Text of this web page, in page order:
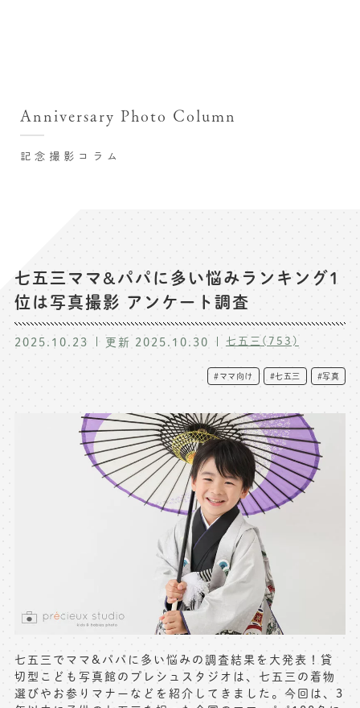
七五三お参り用着物レンタル
ハーフバースデー撮影
卒業袴･卒業写真撮影
入園入学･卒園卒業記念撮影
ハーフ成人式･10歳の祝い記念撮影
マタニティフォト撮影
初節句記念写真撮影
フレンド記念撮影
フォトウェディング
記念撮影コラム
よくある質問
お祝いギフトカード
出張撮影(鎌倉)
キャンペーン･限定プラン情報
無料会員登録
料金シミュレーション
お問い合わせ窓口
店舗情報についてはお手数ですが
各店舗までお問い合わせください
記念撮影コラム
Anniversary Photo Column
七五三ママ&パパに多い悩みランキング1
位は写真撮影 アンケート調査
2025.10.23 更新 2025.10.30 七五三(753)
#ママ向け #七五三 #写真
七五三でママ&パパに多い悩みの調査結果を大発表！貸
切型こども写真館のプレシュスタジオは、七五三の着物
選びやお参りマナーなどを紹介してきました。今回は、3